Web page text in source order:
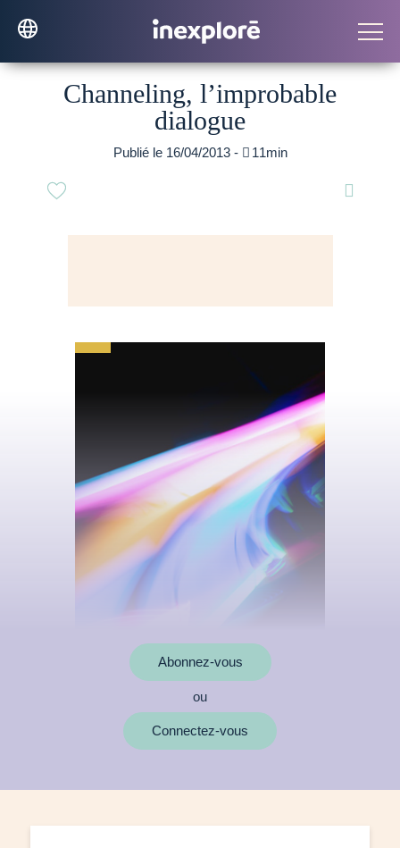
Channeling, l’improbable
dialogue
Publié le 16/04/2013 -  11min

Abonnez-vous
ou
Connectez-vous